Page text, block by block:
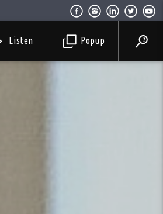
Popup
Listen